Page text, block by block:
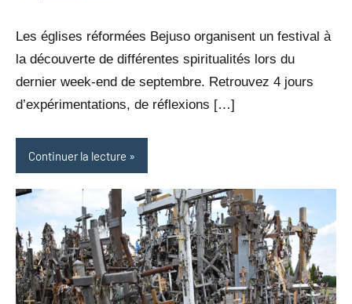
Les églises réformées Bejuso organisent un festival à
la découverte de différentes spiritualités lors du
dernier week-end de septembre. Retrouvez 4 jours
d’expérimentations, de réflexions […]
Continuer la lecture